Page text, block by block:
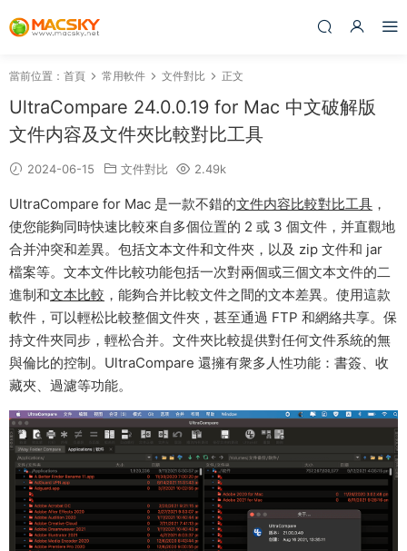
當前位置： 首頁 常用軟件 文件對比 正文
UltraCompare 24.0.0.19 for Mac 中文破解版
文件内容及文件夾比較對比工具
2024-06-15 文件對比 2.49k
UltraCompare for Mac 是一款不錯的文件内容比較對比工具 ，
使您能夠同時快速比較來自多個位置的 2 或 3 個文件，并直觀地
合并沖突和差異。包括文本文件和文件夾，以及 zip 文件和 jar
檔案等。文本文件比較功能包括一次對兩個或三個文本文件的二
進制和文本比較 ，能夠合并比較文件之間的文本差異。使用這款
軟件，可以輕松比較整個文件夾，甚至通過 FTP 和網絡共享。保
持文件夾同步，輕松合并。文件夾比較提供對任何文件系統的無
與倫比的控制。UltraCompare 還擁有衆多人性功能：書簽、收
藏夾、過濾等功能。